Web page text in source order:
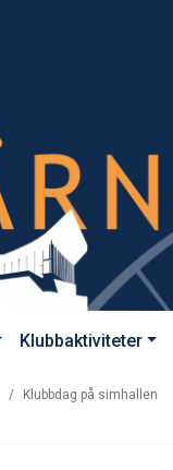
Klubbaktiviteter
Klubbdag på simhallen